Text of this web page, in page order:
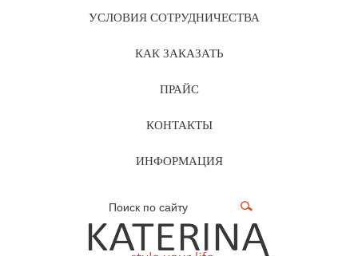
УСЛОВИЯ СОТРУДНИЧЕСТВА
КАК ЗАКАЗАТЬ
ПРАЙС
КОНТАКТЫ
ИНФОРМАЦИЯ